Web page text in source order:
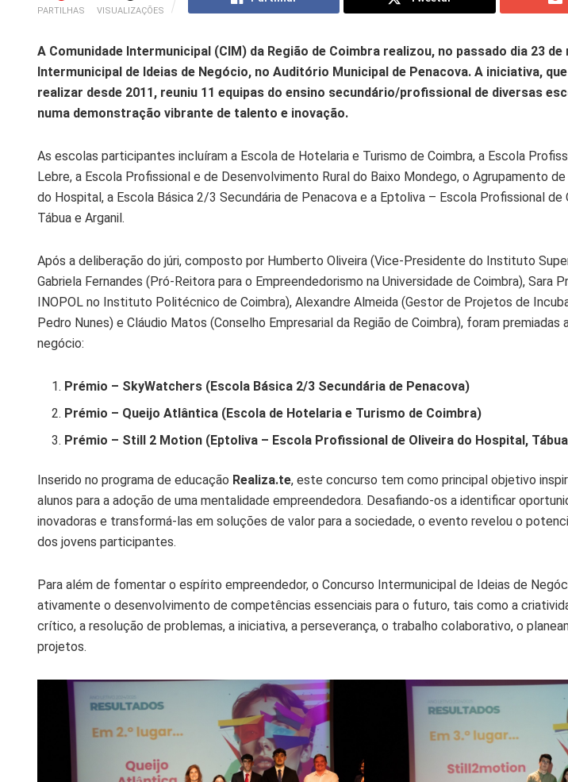
PARTILHAS VISUALIZAÇÕES
A Comunidade Intermunicipal (CIM) da Região de Coimbra realizou, no passado dia 23
Intermunicipal de Ideias de Negócio, no Auditório Municipal de Penacova. A iniciativa,
realizar desde 2011, reuniu 11 equipas do ensino secundário/profissional de diversas
numa demonstração vibrante de talento e inovação.
As escolas participantes incluíram a Escola de Hotelaria e Turismo de Coimbra, a Escola
Lebre, a Escola Profissional e de Desenvolvimento Rural do Baixo Mondego, o Agrupamento
do Hospital, a Escola Básica 2/3 Secundária de Penacova e a Eptoliva – Escola Profissional de
Tábua e Arganil.
Após a deliberação do júri, composto por Humberto Oliveira (Vice-Presidente do Instituto
Gabriela Fernandes (Pró-Reitora para o Empreendedorismo na Universidade de Coimbra), Sara
INOPOL no Instituto Politécnico de Coimbra), Alexandre Almeida (Gestor de Projetos de
Pedro Nunes) e Cláudio Matos (Conselho Empresarial da Região de Coimbra), foram premiadas
negócio:
Prémio – SkyWatchers (Escola Básica 2/3 Secundária de Penacova)
Prémio – Queijo Atlântica (Escola de Hotelaria e Turismo de Coimbra)
Prémio – Still 2 Motion (Eptoliva – Escola Profissional de Oliveira do Hospital,
Inserido no programa de educação Realiza.te, este concurso tem como principal objetivo
alunos para a adoção de uma mentalidade empreendedora. Desafiando-os a identificar
inovadoras e transformá-las em soluções de valor para a sociedade, o evento revelou o
dos jovens participantes.
Para além de fomentar o espírito empreendedor, o Concurso Intermunicipal de Ideias de
ativamente o desenvolvimento de competências essenciais para o futuro, tais como a
crítico, a resolução de problemas, a iniciativa, a perseverança, o trabalho colaborativo, o
projetos.